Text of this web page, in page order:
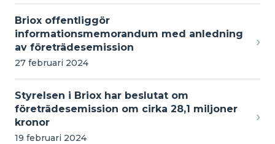
Briox offentliggör
informationsmemorandum med anledning
av företrädesemission
27 februari 2024
›
Styrelsen i Briox har beslutat om
företrädesemission om cirka 28,1 miljoner
kronor
19 februari 2024
›